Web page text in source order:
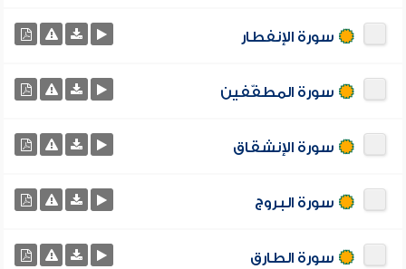
سورة الإنفطار
سورة المطفّفين
سورة الإنشقاق
سورة البروج
سورة الطارق